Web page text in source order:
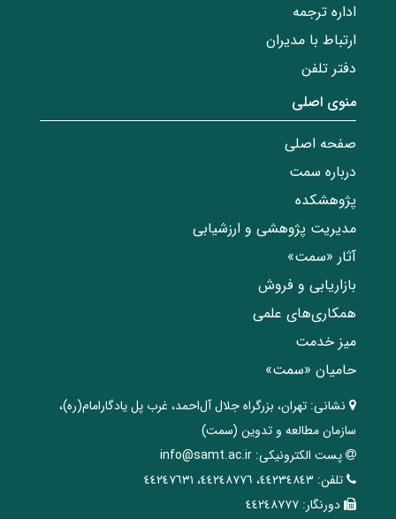
اداره ترجمه
ارتباط با مدیران
دفتر تلفن
منوی اصلی
صفحه اصلی
درباره سمت
پژوهشکده
مدیریت پژوهشی و ارزشیابی
آثار «سمت»
بازاریابی و فروش
همکاری‌های علمی
میز خدمت
حامیان «سمت»
نشانی: تهران، ‌بزرگراه ‌جلال آل‌احمد، غرب پل يادگار‌امام(ره)‌،
سازمان مطالعه و تدوین‌ (سمت)
پست الکترونیکی: info@samt.ac.ir
تلفن: ٤٤٢٣٤٨٤٣، ٤٤٢٤٨٧٧٦، ٤٤٢٤٧٦٣١
دورنگار: ٤٤٢٤٨٧٧٧